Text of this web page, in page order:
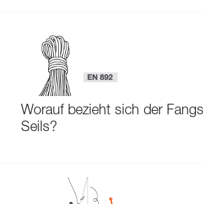
Worauf bezieht sich der
Seils?